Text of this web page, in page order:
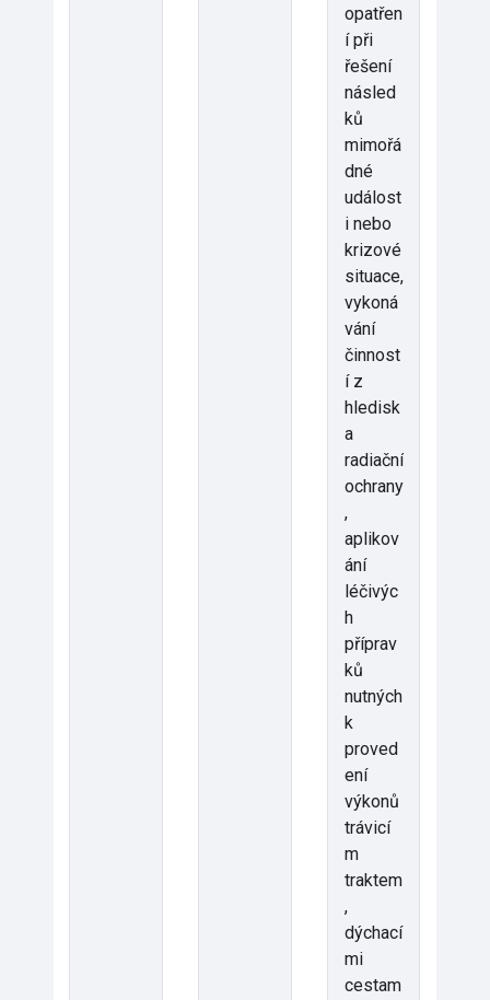
opatřen
í při
řešení
násled
ků
mimořá
dné
událost
i nebo
krizové
situace,
vykoná
vání
činnost
í z
hledisk
a
radiační
ochrany
,
aplikov
ání
léčivýc
h
příprav
ků
nutných
k
proved
ení
výkonů
trávicí
m
traktem
,
dýchací
mi
cestam